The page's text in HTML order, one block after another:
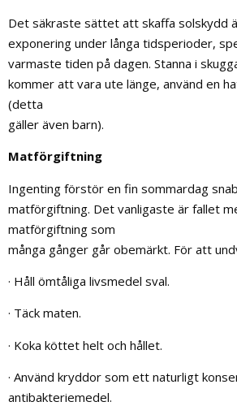
Det säkraste sättet att skaffa solskydd
exponering under långa tidsperioder,
varmaste tiden på dagen. Stanna i
kommer att vara ute länge, använd en
(detta
gäller även barn).
Matförgiftning
Ingenting förstör en fin sommardag
matförgiftning. Det vanligaste är fallet
matförgiftning som
många gånger går obemärkt. För att
· Håll ömtåliga livsmedel sval.
· Täck maten.
· Koka köttet helt och hållet.
· Använd kryddor som ett naturligt
antibakteriemedel.